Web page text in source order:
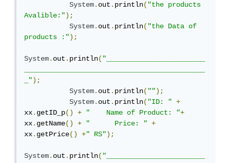
System.out.println("the products
Avalible:");
System.out.println("the Data of
products :");
System.out.println("________________________
_");
System.out.println("");
System.out.println("ID: "
+
xx.getID_p() + "    Name of Product: "+
xx.getName() + "      Price: "
+
xx.getPrice() +" RS");
System.out.println("________________________